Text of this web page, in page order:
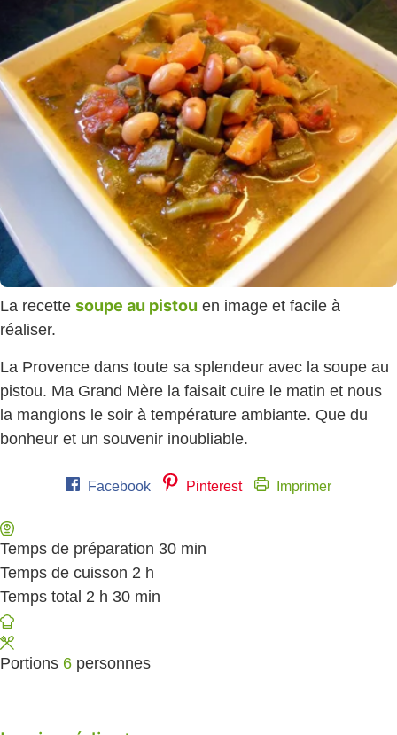
La recette soupe au pistou en image et facile à
réaliser.
La Provence dans toute sa splendeur avec la soupe au
pistou. Ma Grand Mère la faisait cuire le matin et nous
la mangions le soir à température ambiante. Que du
bonheur et un souvenir inoubliable.
Facebook Pinterest Imprimer
Temps de préparation 30 minutes
min
Temps de cuisson 2 heures
h
Temps total 2 heures
h 30 minutes
min
Portions 6 personnes